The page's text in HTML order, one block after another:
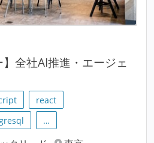
】全社AI推進・エージェ
react
…